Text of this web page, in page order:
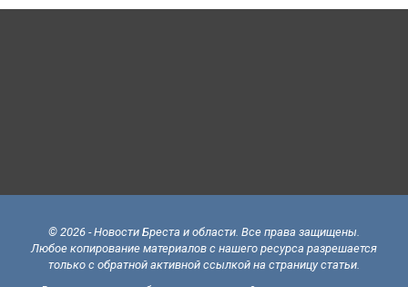
© 2026 - Новости Бреста и области. Все права защищены.
Любое копирование материалов с нашего ресурса разрешается
только с обратной активной ссылкой на страницу статьи.